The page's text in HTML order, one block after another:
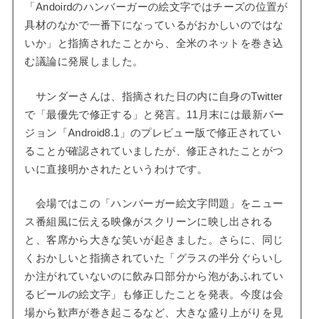
「Andoirdのハンバーガーの絵文字ではチーズの位置が
具材のなかで一番下になっているがおかしいのではな
いか」と指摘されたことから、全米のネットを巻き込
む議論に発展しました。
サンダーさんは、指摘された日の内に自身のTwitter
で「最優先で修正する」と発言。11月末には最新バー
ジョン「Android8.1」のプレビュー版で修正されてい
ることが確認されていましたが、修正されたことがつ
いに直接明かされたというわけです。
会場ではこの「ハンバーガー絵文字問題」をニュー
ス番組風に伝える映像がスクリーンに映し出される
と、客席から大きな笑いが起きました。さらに、同じ
くおかしいと指摘されていた「グラスの半分ぐらいし
か注がれていないのに飲み口部分から泡があふれてい
るビールの絵文字」も修正したことを発表。今度は会
場から歓声が巻き起こるなど、大きな盛り上がりを見